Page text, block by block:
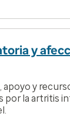
y
y
por la artritis